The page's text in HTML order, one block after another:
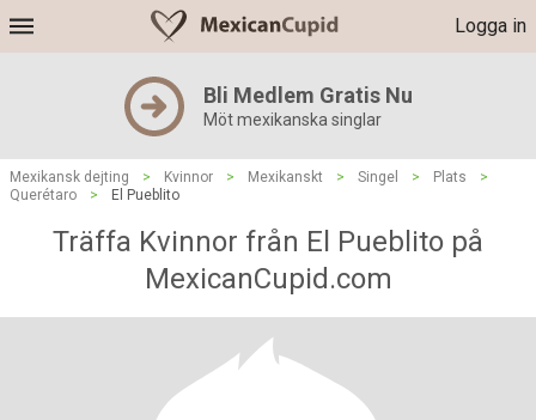
Logga in
Bli Medlem Gratis Nu
Möt mexikanska singlar
Mexikansk dejting > Kvinnor > Mexikanskt > Singel > Plats
>
Querétaro
> El Pueblito
Träffa Kvinnor från El Pueblito på
MexicanCupid.com